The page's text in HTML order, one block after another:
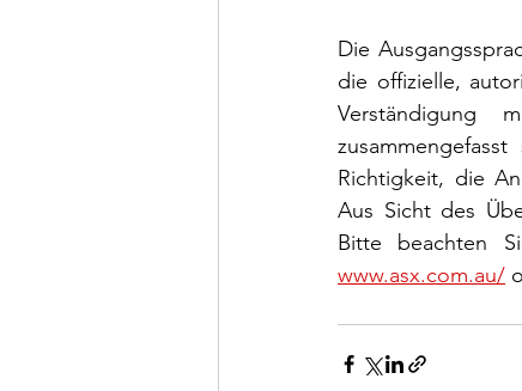
Die
die offizielle,
Verständigung
Richtigkeit, die
Aus Sicht des
Bitte beachten
www.asx.com.au/